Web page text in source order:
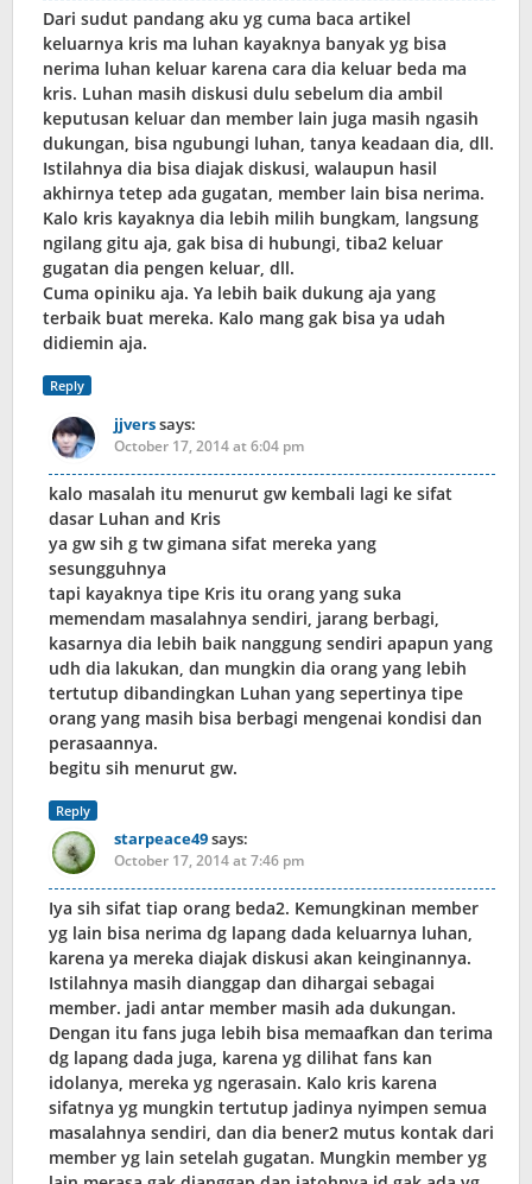
Dari sudut pandang aku yg cuma baca artikel
keluarnya kris ma luhan kayaknya banyak yg bisa
nerima luhan keluar karena cara dia keluar beda ma
kris. Luhan masih diskusi dulu sebelum dia ambil
keputusan keluar dan member lain juga masih ngasih
dukungan, bisa ngubungi luhan, tanya keadaan dia, dll.
Istilahnya dia bisa diajak diskusi, walaupun hasil
akhirnya tetep ada gugatan, member lain bisa nerima.
Kalo kris kayaknya dia lebih milih bungkam, langsung
ngilang gitu aja, gak bisa di hubungi, tiba2 keluar
gugatan dia pengen keluar, dll.
Cuma opiniku aja. Ya lebih baik dukung aja yang
terbaik buat mereka. Kalo mang gak bisa ya udah
didiemin aja.
Reply
jjverssays:
October 17, 2014 at 6:04 pm
kalo masalah itu menurut gw kembali lagi ke sifat
dasar Luhan and Kris
ya gw sih g tw gimana sifat mereka yang
sesungguhnya
tapi kayaknya tipe Kris itu orang yang suka
memendam masalahnya sendiri, jarang berbagi,
kasarnya dia lebih baik nanggung sendiri apapun yang
udh dia lakukan, dan mungkin dia orang yang lebih
tertutup dibandingkan Luhan yang sepertinya tipe
orang yang masih bisa berbagi mengenai kondisi dan
perasaannya.
begitu sih menurut gw.
Reply
starpeace49says:
October 17, 2014 at 7:46 pm
Iya sih sifat tiap orang beda2. Kemungkinan member
yg lain bisa nerima dg lapang dada keluarnya luhan,
karena ya mereka diajak diskusi akan keinginannya.
Istilahnya masih dianggap dan dihargai sebagai
member. jadi antar member masih ada dukungan.
Dengan itu fans juga lebih bisa memaafkan dan terima
dg lapang dada juga, karena yg dilihat fans kan
idolanya, mereka yg ngerasain. Kalo kris karena
sifatnya yg mungkin tertutup jadinya nyimpen semua
masalahnya sendiri, dan dia bener2 mutus kontak dari
member yg lain setelah gugatan. Mungkin member yg